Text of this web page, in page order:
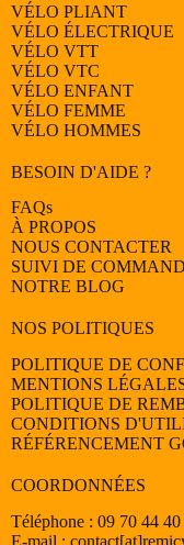
VÉLO PLIANT
VÉLO ÉLECTRIQUE
VÉLO VTT
VÉLO VTC
VÉLO ENFANT
VÉLO FEMME
VÉLO HOMMES
BESOIN D'AIDE ?
FAQs
À PROPOS
NOUS CONTACTER
SUIVI DE
NOTRE BLOG
NOS POLITIQUES
POLITIQUE DE
MENTIONS
POLITIQUE DE
CONDITIONS
RÉFÉRENCEMENT
COORDONNÉES
Téléphone : 09 70 44
E-mail :